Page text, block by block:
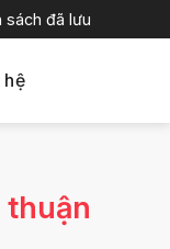
sách đã lưu
hệ
thuận